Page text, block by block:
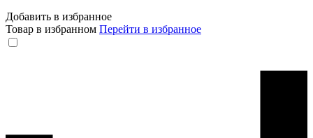
Добавить в избранное
Товар в избранном Перейти в избранное